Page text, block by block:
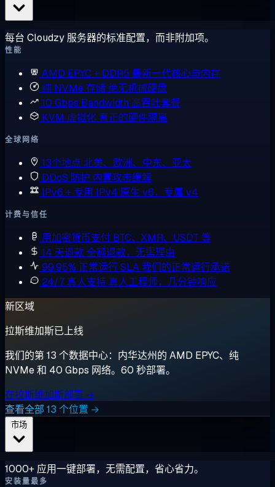
每台 Cloudzy 服务器的标准配置，而非附加项。
性能
AMD EPYC + DDR5 最新一代核心与内存
纯 NVMe 存储绝无机械硬盘
10 Gbps Bandwidth 高吞吐套餐
KVM 虚拟化 真正的硬件隔离
全球网络
13个地点 北美、欧洲、中东、亚太
DDoS 防护 内置攻击缓解
IPv6 + 专用 IPv4 原生 v6，专属 v4
计费与信任
用加密货币支付 BTC、XMR、USDT 等
14 天退款全额退款，无需理由
99.95% 正常运行 SLA我们的正常运行承诺
24/7 真人支持 真人工程师，几分钟响应
新区域
拉斯维加斯已上线
我们的第 13 个数据中心：内华达州的 AMD EPYC、纯
NVMe 和 40 Gbps 网络。60 秒部署。
在拉斯维加斯部署 →
查看全部 13 个位置 →
1000+ 应用一键部署，无需配置，省心省力。
安装量最多